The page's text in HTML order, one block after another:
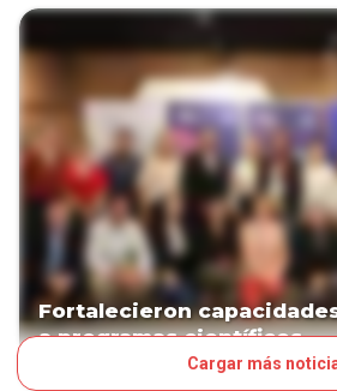
Fortalecieron
a programas científicos
Cargar más